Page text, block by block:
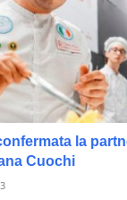
la
Cuochi